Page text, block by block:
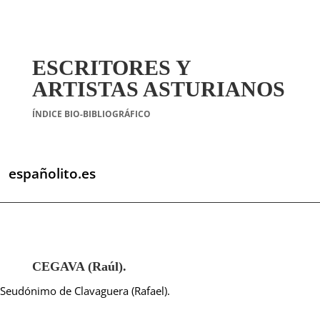
ESCRITORES Y
ARTISTAS ASTURIANOS
ÍNDICE BIO-BIBLIOGRÁFICO
españolito.es
CEGAVA (Raúl).
Seudónimo de Clavaguera (Rafael).